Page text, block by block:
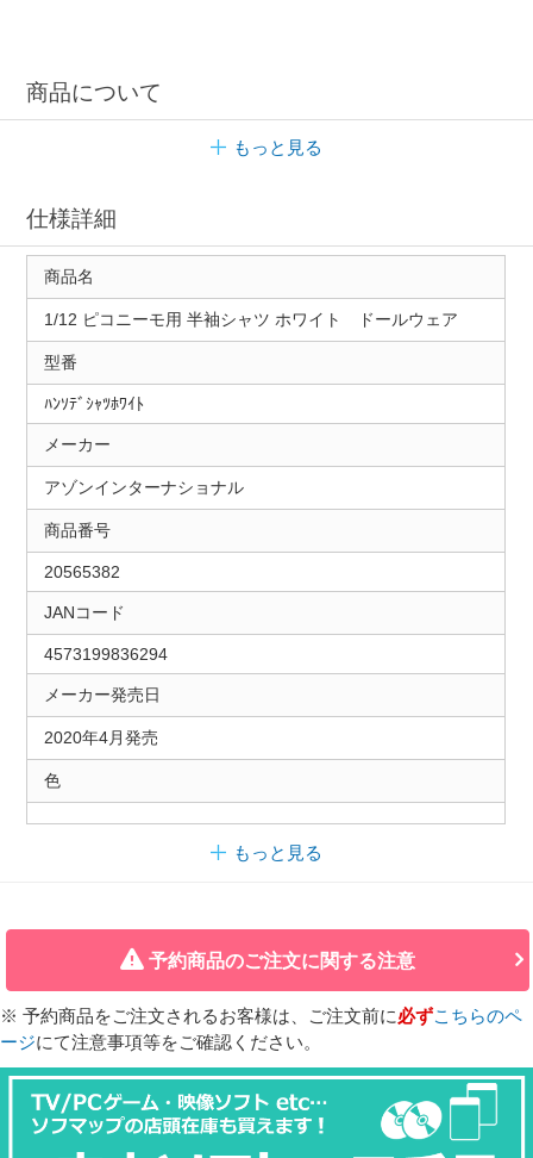
商品について
もっと見る
仕様詳細
商品名
1/12 ピコニーモ用 半袖シャツ ホワイト ドールウェア
型番
ﾊﾝｿﾃﾞｼｬﾂﾎﾜｲﾄ
メーカー
アゾンインターナショナル
商品番号
20565382
JANコード
4573199836294
メーカー発売日
2020年4月発売
色
もっと見る
予約商品のご注文に関する注意
※ 予約商品をご注文されるお客様は、ご注文前に必ずこちらのペ
ージにて注意事項等をご確認ください。